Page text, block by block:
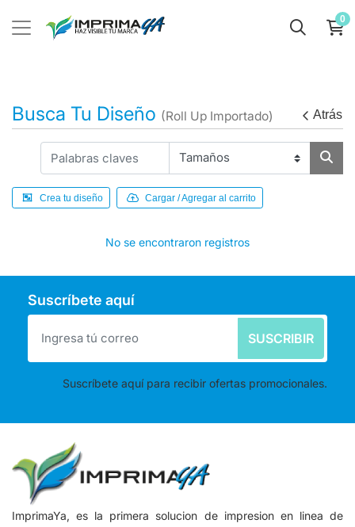
0
Busca Tu Diseño (Roll Up Importado) Atrás
Crea tu diseño Cargar / Agregar al carrito
No se encontraron registros
Suscríbete aquí
SUSCRIBIR
Suscríbete aquí para recibir ofertas promocionales.
ImprimaYa, es la primera solucion de impresion en linea de